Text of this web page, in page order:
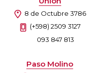
8 de Octubre 3786
(+598) 2509 3127
093 847 813
Paso Molino